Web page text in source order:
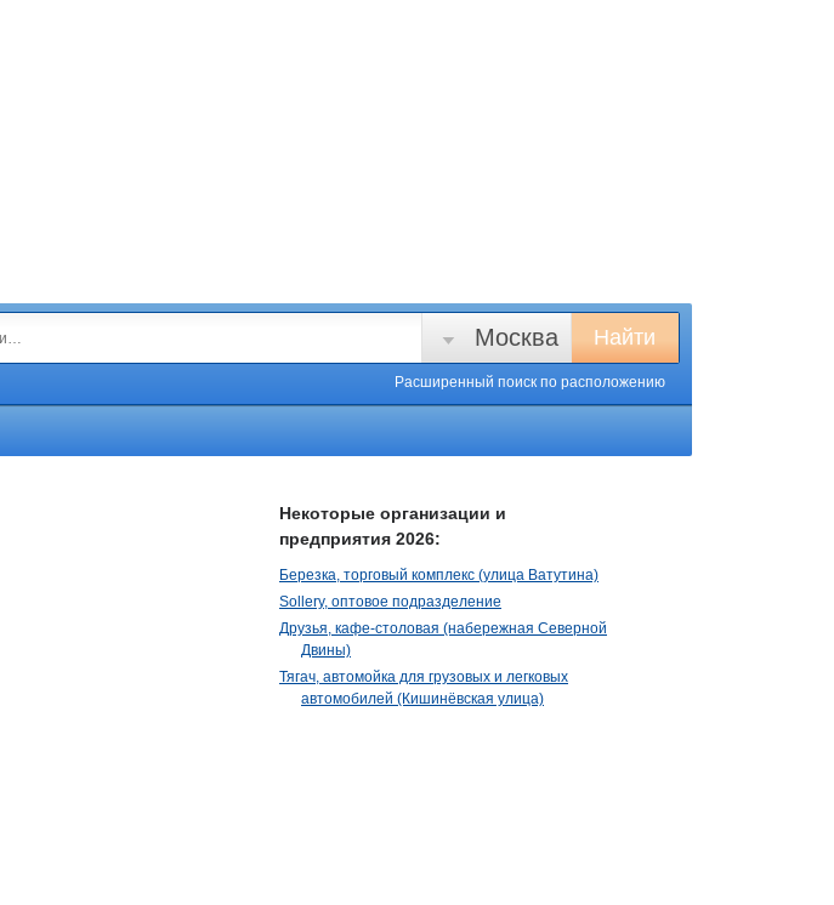
Найти
Москва
Расширенный поиск по расположению
Некоторые организации и
предприятия 2026:
Березка, торговый комплекс (улица Ватутина)
Sollery, оптовое подразделение
Друзья, кафе-столовая (набережная Северной
Двины)
Тягач, автомойка для грузовых и легковых
автомобилей (Кишинёвская улица)